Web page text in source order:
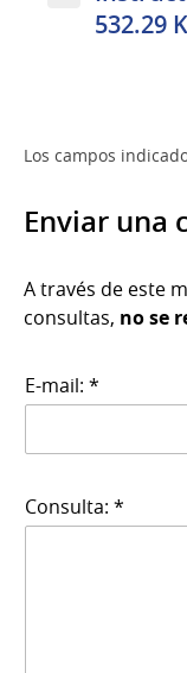
532.29
Los campos
Enviar una
A través de este
consultas, no se
E-mail: *
Consulta: *